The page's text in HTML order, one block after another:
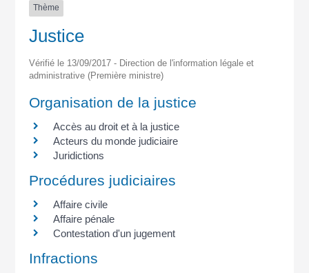
Thème
Justice
Vérifié le 13/09/2017 - Direction de l'information légale et
administrative (Première ministre)
Organisation de la justice
Accès au droit et à la justice
Acteurs du monde judiciaire
Juridictions
Procédures judiciaires
Affaire civile
Affaire pénale
Contestation d'un jugement
Infractions